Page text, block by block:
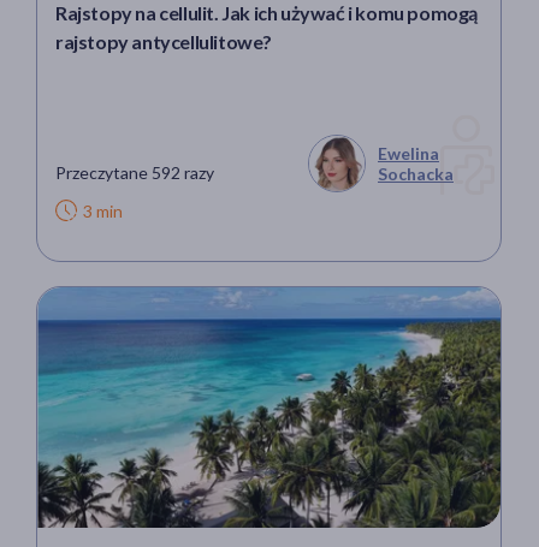
Rajstopy na cellulit. Jak ich używać i komu pomogą
rajstopy antycellulitowe?
Przeczytane 592 razy
3 min
Ewelina
Sochacka